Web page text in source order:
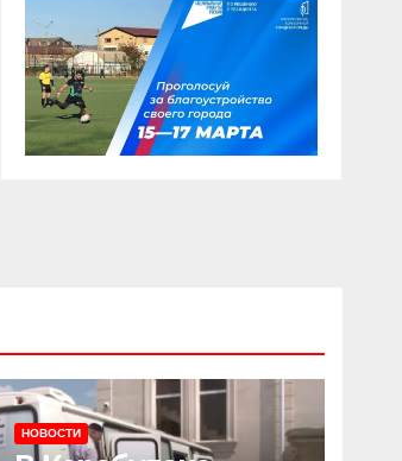
НОВОСТИ